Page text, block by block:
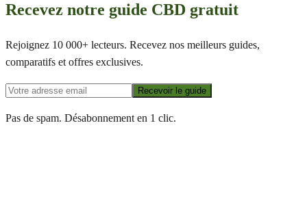
Recevez notre guide CBD gratuit
Rejoignez 10 000+ lecteurs. Recevez nos meilleurs guides,
comparatifs et offres exclusives.
Recevoir le guide
Pas de spam. Désabonnement en 1 clic.